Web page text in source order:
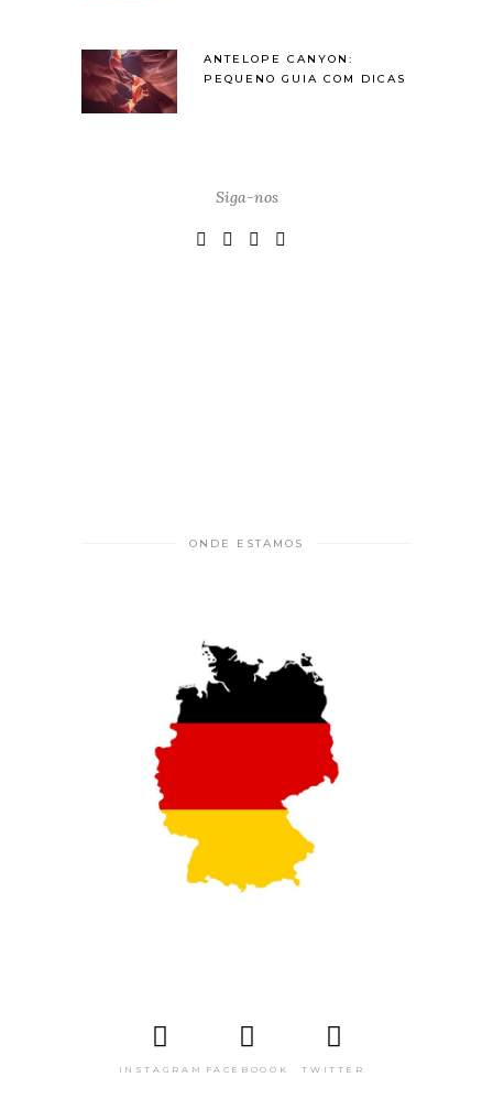
ANTELOPE CANYON:
PEQUENO GUIA COM DICAS
Siga-nos
ONDE ESTAMOS
INSTAGRAM FACEBOOOK TWITTER